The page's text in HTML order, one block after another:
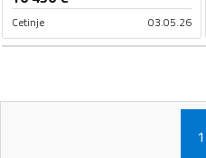
Cetinje 03.05.26
1